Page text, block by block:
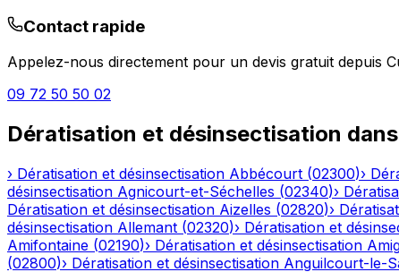
Contact rapide
Appelez-nous directement pour un devis gratuit depuis
09 72 50 50 02
Dératisation et désinsectisation
› Dératisation et désinsectisation Abbécourt (02300)›
désinsectisation Agnicourt-et-Séchelles (02340)›
Dératisation et désinsectisation Aizelles (02820)›
désinsectisation Allemant (02320)› Dératisation et
Amifontaine (02190)› Dératisation et désinsectisation
(02800)› Dératisation et désinsectisation Anguilcourt-le-